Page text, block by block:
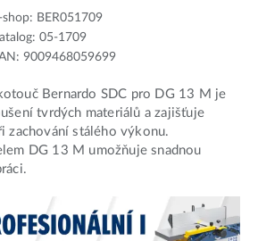
shop: BER051709
05-1709
9009468059699
Bernardo SDC pro DG 13 M je
tvrdých materiálů a zajišťuje
zachování stálého výkonu.
DG 13 M umožňuje snadnou